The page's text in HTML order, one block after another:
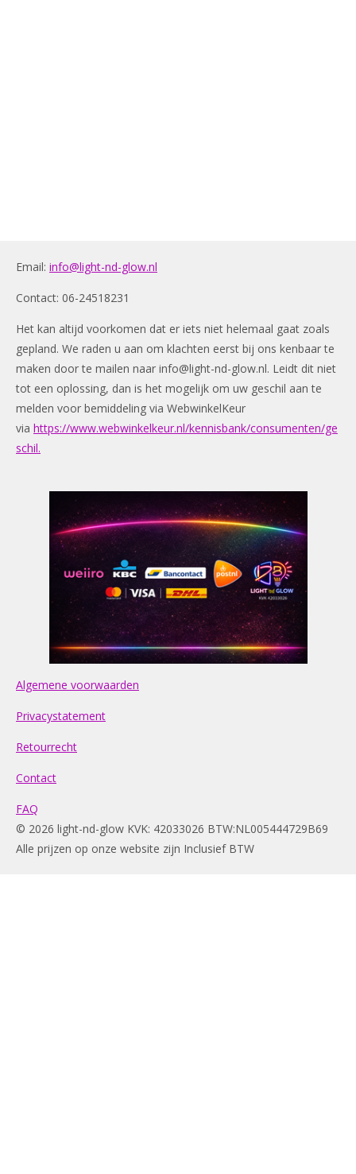
Email: info@light-nd-glow.nl
Contact: 06-24518231
Het kan altijd voorkomen dat er iets niet helemaal gaat zoals
gepland. We raden u aan om klachten eerst bij ons kenbaar te
maken door te mailen naar info@light-nd-glow.nl. Leidt dit niet
tot een oplossing, dan is het mogelijk om uw geschil aan te
melden voor bemiddeling via WebwinkelKeur
via https://www.webwinkelkeur.nl/kennisbank/consumenten/ge
schil.
Algemene voorwaarden
Privacystatement
Retourrecht
Contact
FAQ
© 2026 light-nd-glow KVK: 42033026 BTW:NL005444729B69
Alle prijzen op onze website zijn Inclusief BTW